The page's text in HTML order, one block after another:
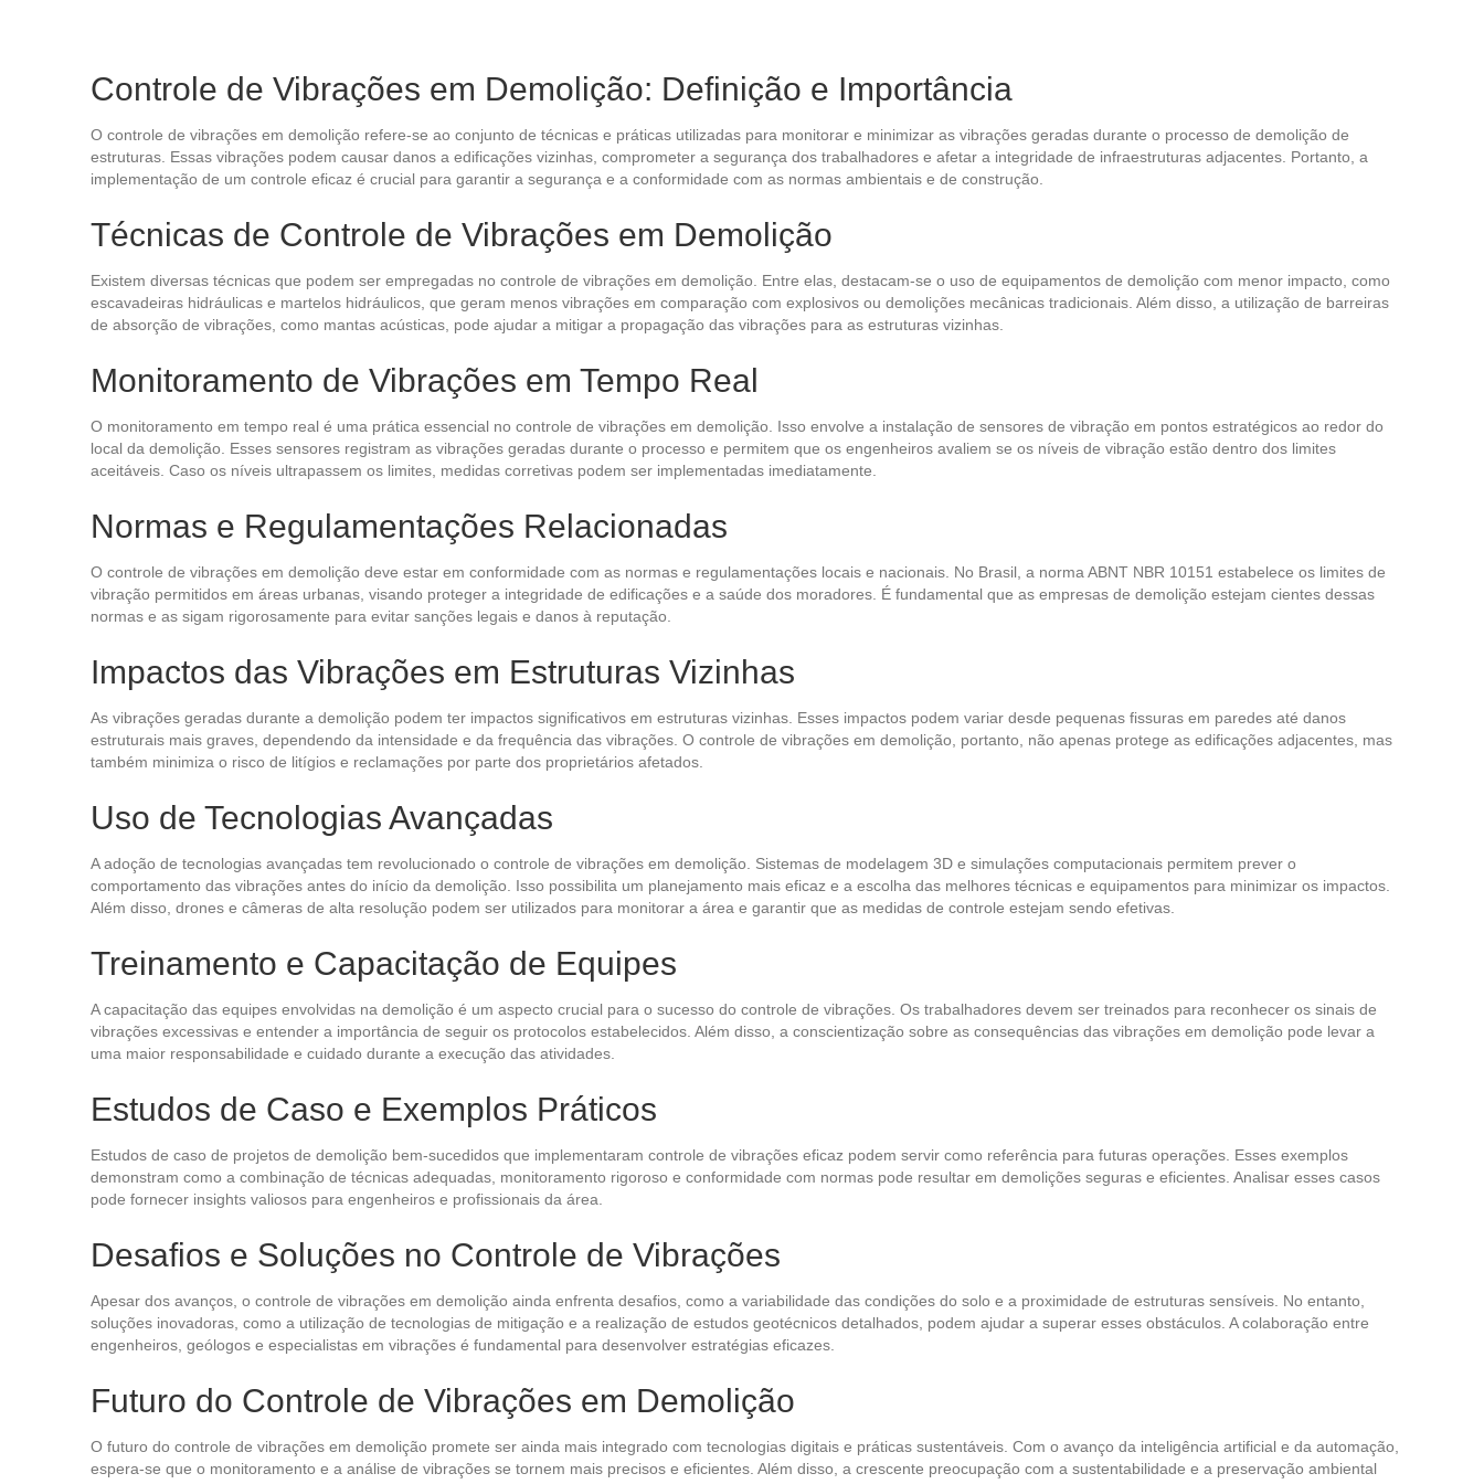
Controle de Vibrações em Demolição: Definição e Importância
O controle de vibrações em demolição refere-se ao conjunto de técnicas e práticas utilizadas para monitorar e minimizar as vibrações geradas durante o processo de demolição de
estruturas. Essas vibrações podem causar danos a edificações vizinhas, comprometer a segurança dos trabalhadores e afetar a integridade de infraestruturas adjacentes. Portanto, a
implementação de um controle eficaz é crucial para garantir a segurança e a conformidade com as normas ambientais e de construção.
Técnicas de Controle de Vibrações em Demolição
Existem diversas técnicas que podem ser empregadas no controle de vibrações em demolição. Entre elas, destacam-se o uso de equipamentos de demolição com menor impacto, como
escavadeiras hidráulicas e martelos hidráulicos, que geram menos vibrações em comparação com explosivos ou demolições mecânicas tradicionais. Além disso, a utilização de barreiras
de absorção de vibrações, como mantas acústicas, pode ajudar a mitigar a propagação das vibrações para as estruturas vizinhas.
Monitoramento de Vibrações em Tempo Real
O monitoramento em tempo real é uma prática essencial no controle de vibrações em demolição. Isso envolve a instalação de sensores de vibração em pontos estratégicos ao redor do
local da demolição. Esses sensores registram as vibrações geradas durante o processo e permitem que os engenheiros avaliem se os níveis de vibração estão dentro dos limites
aceitáveis. Caso os níveis ultrapassem os limites, medidas corretivas podem ser implementadas imediatamente.
Normas e Regulamentações Relacionadas
O controle de vibrações em demolição deve estar em conformidade com as normas e regulamentações locais e nacionais. No Brasil, a norma ABNT NBR 10151 estabelece os limites de
vibração permitidos em áreas urbanas, visando proteger a integridade de edificações e a saúde dos moradores. É fundamental que as empresas de demolição estejam cientes dessas
normas e as sigam rigorosamente para evitar sanções legais e danos à reputação.
Impactos das Vibrações em Estruturas Vizinhas
As vibrações geradas durante a demolição podem ter impactos significativos em estruturas vizinhas. Esses impactos podem variar desde pequenas fissuras em paredes até danos
estruturais mais graves, dependendo da intensidade e da frequência das vibrações. O controle de vibrações em demolição, portanto, não apenas protege as edificações adjacentes, mas
também minimiza o risco de litígios e reclamações por parte dos proprietários afetados.
Uso de Tecnologias Avançadas
A adoção de tecnologias avançadas tem revolucionado o controle de vibrações em demolição. Sistemas de modelagem 3D e simulações computacionais permitem prever o
comportamento das vibrações antes do início da demolição. Isso possibilita um planejamento mais eficaz e a escolha das melhores técnicas e equipamentos para minimizar os impactos.
Além disso, drones e câmeras de alta resolução podem ser utilizados para monitorar a área e garantir que as medidas de controle estejam sendo efetivas.
Treinamento e Capacitação de Equipes
A capacitação das equipes envolvidas na demolição é um aspecto crucial para o sucesso do controle de vibrações. Os trabalhadores devem ser treinados para reconhecer os sinais de
vibrações excessivas e entender a importância de seguir os protocolos estabelecidos. Além disso, a conscientização sobre as consequências das vibrações em demolição pode levar a
uma maior responsabilidade e cuidado durante a execução das atividades.
Estudos de Caso e Exemplos Práticos
Estudos de caso de projetos de demolição bem-sucedidos que implementaram controle de vibrações eficaz podem servir como referência para futuras operações. Esses exemplos
demonstram como a combinação de técnicas adequadas, monitoramento rigoroso e conformidade com normas pode resultar em demolições seguras e eficientes. Analisar esses casos
pode fornecer insights valiosos para engenheiros e profissionais da área.
Desafios e Soluções no Controle de Vibrações
Apesar dos avanços, o controle de vibrações em demolição ainda enfrenta desafios, como a variabilidade das condições do solo e a proximidade de estruturas sensíveis. No entanto,
soluções inovadoras, como a utilização de tecnologias de mitigação e a realização de estudos geotécnicos detalhados, podem ajudar a superar esses obstáculos. A colaboração entre
engenheiros, geólogos e especialistas em vibrações é fundamental para desenvolver estratégias eficazes.
Futuro do Controle de Vibrações em Demolição
O futuro do controle de vibrações em demolição promete ser ainda mais integrado com tecnologias digitais e práticas sustentáveis. Com o avanço da inteligência artificial e da automação,
espera-se que o monitoramento e a análise de vibrações se tornem mais precisos e eficientes. Além disso, a crescente preocupação com a sustentabilidade e a preservação ambiental